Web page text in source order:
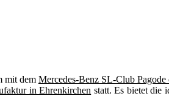
mit dem Mercedes-Benz SL-Club Pagode
in Ehrenkirchen statt. Es bietet die